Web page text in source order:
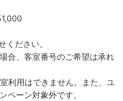
ください。
合、客室番号のご希望は承れ
利用はできません。また、ユ
ペーン対象外です。